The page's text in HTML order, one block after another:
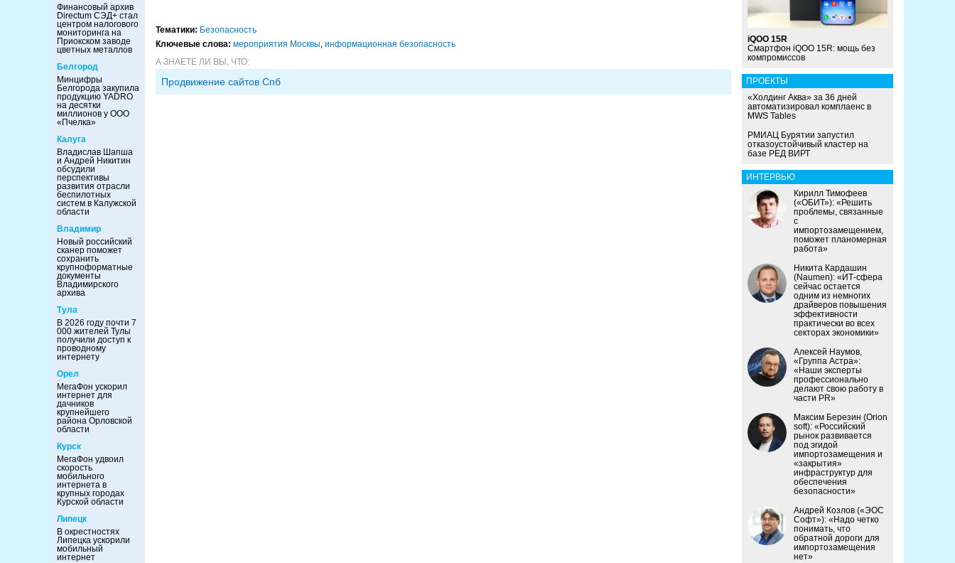
Финансовый архив
Directum СЭД+ стал
центром налогового
мониторинга на
Приокском заводе
цветных металлов
Белгород
Минцифры
Белгорода закупила
продукцию YADRO
на десятки
миллионов у ООО
«Пчелка»
Калуга
Владислав Шапша
и Андрей Никитин
обсудили
перспективы
развития отрасли
беспилотных
систем в Калужской
области
Владимир
Новый российский
сканер поможет
сохранить
крупноформатные
документы
Владимирского
архива
Тула
В 2026 году почти 7
000 жителей Тулы
получили доступ к
проводному
интернету
Орел
МегаФон ускорил
интернет для
дачников
крупнейшего
района Орловской
области
Курск
МегаФон удвоил
скорость
мобильного
интернета в
крупных городах
Курской области
Липецк
В окрестностях
Липецка ускорили
мобильный
интернет
Тематики: Безопасность
Ключевые слова: мероприятия Москвы, информационная безопасность
А ЗНАЕТЕ ЛИ ВЫ, ЧТО:
Продвижение сайтов Спб
iQOO 15R
Смартфон iQOO 15R: мощь без
компромиссов
ПРОЕКТЫ
«Холдинг Аква» за 36 дней
автоматизировал комплаенс в
MWS Tables
РМИАЦ Бурятии запустил
отказоустойчивый кластер на
базе РЕД ВИРТ
ИНТЕРВЬЮ
Кирилл Тимофеев
(«ОБИТ»): «Решить
проблемы, связанные
с
импортозамещением,
поможет планомерная
работа»
Никита Кардашин
(Naumen): «ИТ-сфера
сейчас остается
одним из немногих
драйверов повышения
эффективности
практически во всех
секторах экономики»
Алексей Наумов,
«Группа Астра»:
«Наши эксперты
профессионально
делают свою работу в
части PR»
Максим Березин (Orion
soft): «Российский
рынок развивается
под эгидой
импортозамещения и
«закрытия»
инфраструктур для
обеспечения
безопасности»
Андрей Козлов («ЭОС
Софт»): «Надо четко
понимать, что
обратной дороги для
импортозамещения
нет»